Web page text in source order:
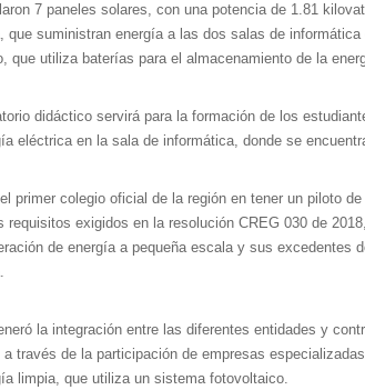
7 paneles solares, con una potencia de 1.81
que suministran energía a las dos salas de
que utiliza baterías para el almacenamiento de la
didáctico servirá para la formación de los
eléctrica en la sala de informática, donde se
primer colegio oficial de la región en tener un piloto
requisitos exigidos en la resolución CREG 030 de
de energía a pequeña escala y sus excedentes
la integración entre las diferentes entidades y
a través de la participación de empresas
limpia, que utiliza un sistema fotovoltaico.